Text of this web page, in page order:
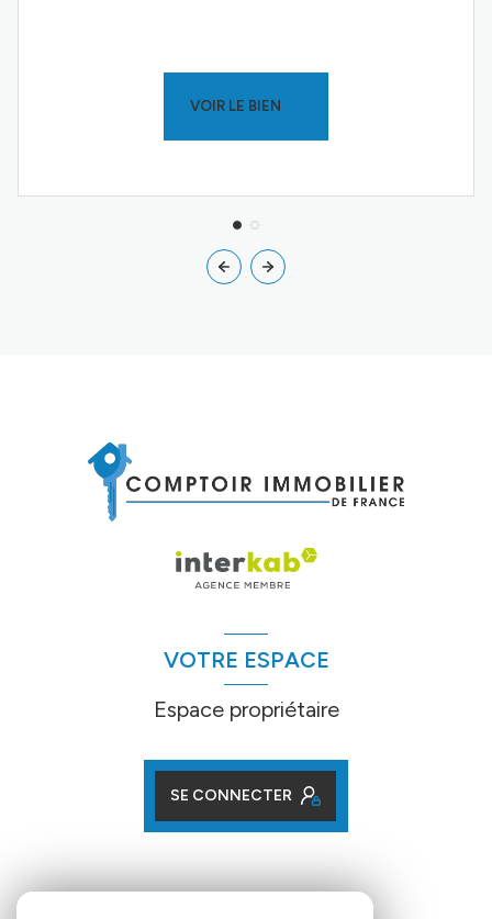
VOIR LE BIEN
VOTRE ESPACE
Espace propriétaire
SE CONNECTER